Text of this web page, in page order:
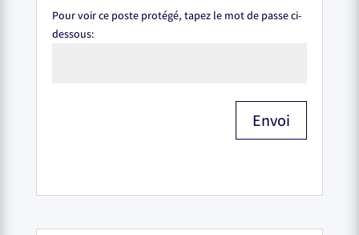
Pour voir ce poste protégé, tapez le mot de passe ci-
dessous:
Envoi